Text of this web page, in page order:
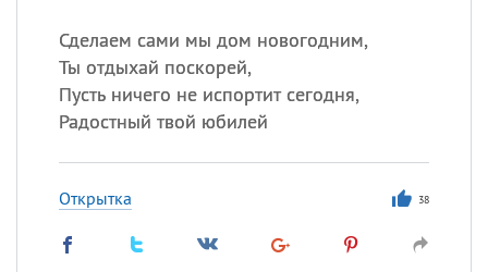
Сделаем сами мы дом новогодним,
Ты отдыхай поскорей,
Пусть ничего не испортит сегодня,
Радостный твой юбилей
Открытка 38